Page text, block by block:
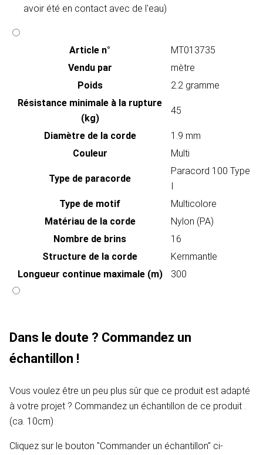
avoir été en contact avec de l'eau)
Article n°
MT013735
Vendu par
mètre
Poids
2.2 gramme
Résistance minimale à la rupture
(kg)
45
Diamètre de la corde
1.9 mm
Couleur
Multi
Type de paracorde
Paracord 100 Type
I
Type de motif
Multicolore
Matériau de la corde
Nylon (PA)
Nombre de brins
16
Structure de la corde
Kernmantle
Longueur continue maximale (m)
300
Dans le doute ? Commandez un
échantillon !
Vous voulez être un peu plus sûr que ce produit est adapté
à votre projet ? Commandez un échantillon de ce produit .
(ca. 10cm)
Cliquez sur le bouton "Commander un échantillon" ci-